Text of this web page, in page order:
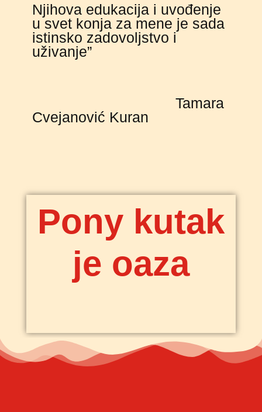
Njihova edukacija i uvođenje
u svet konja za mene je sada
istinsko zadovoljstvo i
uživanje”
Tamara
Cvejanović Kuran
Pony kutak
je oaza